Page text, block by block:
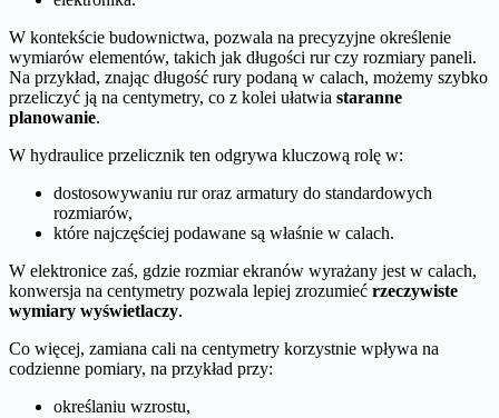
W kontekście budownictwa, pozwala na precyzyjne określenie
wymiarów elementów, takich jak długości rur czy rozmiary paneli.
Na przykład, znając długość rury podaną w calach, możemy szybko
przeliczyć ją na centymetry, co z kolei ułatwia staranne
planowanie.
W hydraulice przelicznik ten odgrywa kluczową rolę w:
dostosowywaniu rur oraz armatury do standardowych
rozmiarów,
które najczęściej podawane są właśnie w calach.
W elektronice zaś, gdzie rozmiar ekranów wyrażany jest w calach,
konwersja na centymetry pozwala lepiej zrozumieć rzeczywiste
wymiary wyświetlaczy.
Co więcej, zamiana cali na centymetry korzystnie wpływa na
codzienne pomiary, na przykład przy:
określaniu wzrostu,